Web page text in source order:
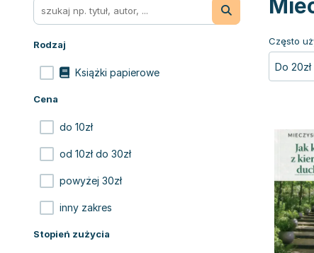
Rodzaj
Książki papierowe
Cena
do 10zł
od 10zł do 30zł
powyżej 30zł
inny zakres
Stopień zużycia
Często
Do 20zł